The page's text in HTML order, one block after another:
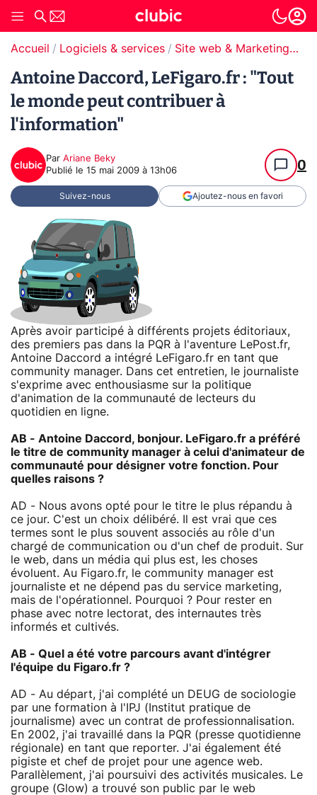
Accueil Logiciels & services Site web & Marketing Digital
Antoine Daccord, LeFigaro.fr : "Tout
le monde peut contribuer à
l'information"
Par Ariane Beky
Publié le 15 mai 2009 à 13h06 0
Suivez-nous Ajoutez-nous en favori
Après avoir participé à différents projets éditoriaux,
des premiers pas dans la PQR à l'aventure LePost.fr,
Antoine Daccord a intégré LeFigaro.fr en tant que
community manager. Dans cet entretien, le journaliste
s'exprime avec enthousiasme sur la politique
d'animation de la communauté de lecteurs du
quotidien en ligne.
AB - Antoine Daccord, bonjour. LeFigaro.fr a préféré
le titre de community manager à celui d'animateur de
communauté pour désigner votre fonction. Pour
quelles raisons ?
AD - Nous avons opté pour le titre le plus répandu à
ce jour. C'est un choix délibéré. Il est vrai que ces
termes sont le plus souvent associés au rôle d'un
chargé de communication ou d'un chef de produit. Sur
le web, dans un média qui plus est, les choses
évoluent. Au Figaro.fr, le community manager est
journaliste et ne dépend pas du service marketing,
mais de l'opérationnel. Pourquoi ? Pour rester en
phase avec notre lectorat, des internautes très
informés et cultivés.
AB - Quel a été votre parcours avant d'intégrer
l'équipe du Figaro.fr ?
AD - Au départ, j'ai complété un DEUG de sociologie
par une formation à l'IPJ (Institut pratique de
journalisme) avec un contrat de professionnalisation.
En 2002, j'ai travaillé dans la PQR (presse quotidienne
régionale) en tant que reporter. J'ai également été
pigiste et chef de projet pour une agence web.
Parallèlement, j'ai poursuivi des activités musicales. Le
groupe (Glow) a trouvé son public par le web